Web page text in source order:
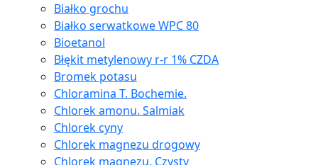
Białko grochu
Białko serwatkowe WPC 80
Bioetanol
Błękit metylenowy r-r 1% CZDA
Bromek potasu
Chloramina T. Bochemie.
Chlorek amonu. Salmiak
Chlorek cyny
Chlorek magnezu drogowy
Chlorek magnezu. Czysty